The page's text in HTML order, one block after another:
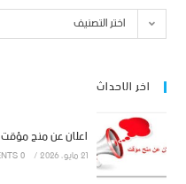
اختر التصنيف
اخر الاحداث
اعلان عن منح مؤقت
21 مايو، 2026 /
0 COMMENTS